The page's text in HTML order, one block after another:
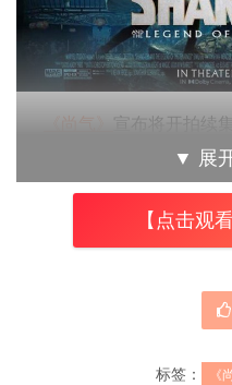
宣布将开拍续
▼ 展
【点击观
标签： 《